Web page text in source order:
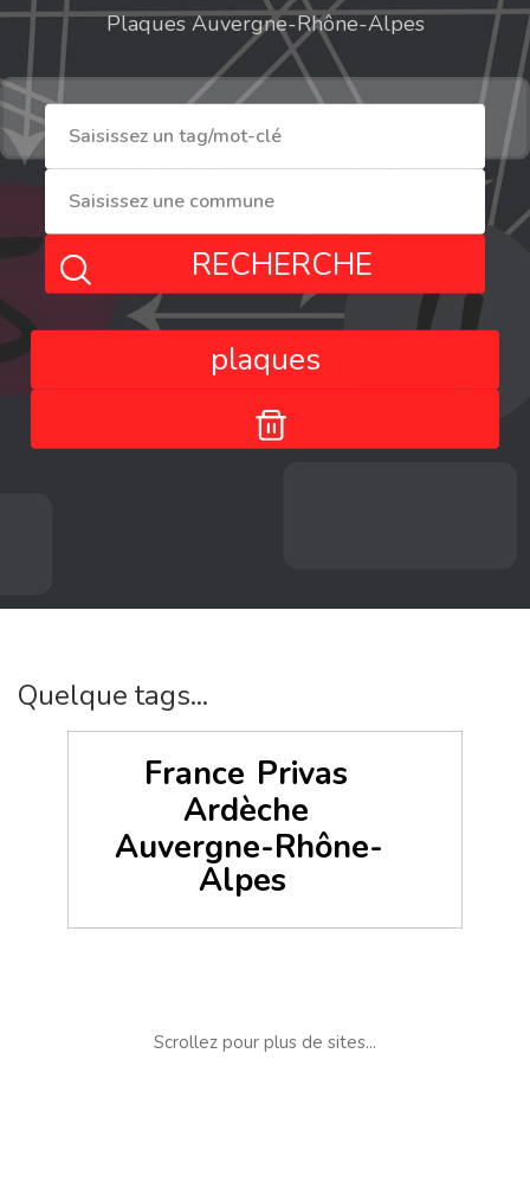
Plaques Auvergne-Rhône-Alpes
RECHERCHE
plaques
Quelque tags...
France Privas
Ardèche
Auvergne-Rhône-
Alpes
Scrollez pour plus de sites...